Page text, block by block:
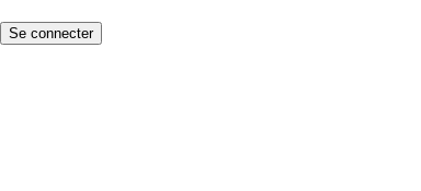
Se connecter